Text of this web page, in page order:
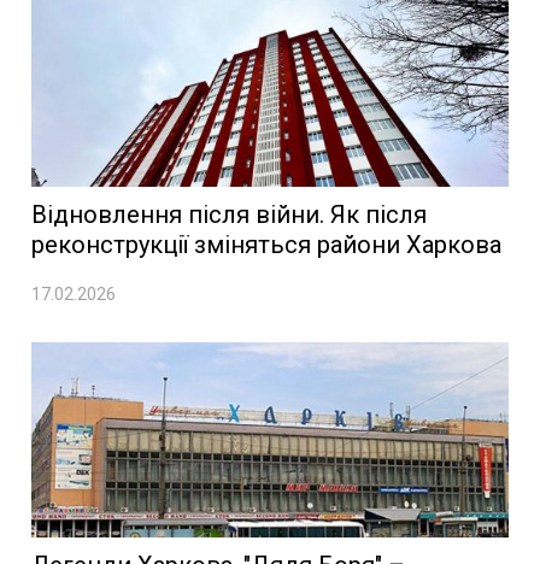
Відновлення після війни. Як після
реконструкції зміняться райони Харкова
17.02.2026